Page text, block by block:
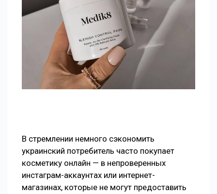
В стремлении немного сэкономить
украинский потребитель часто покупает
косметику онлайн — в непроверенных
инстаграм-аккаунтах или интернет-
магазинах, которые не могут предоставить